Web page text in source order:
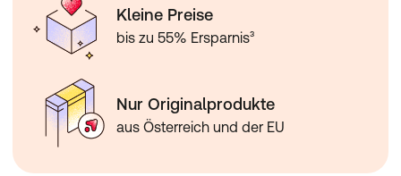
Kleine Preise
bis zu 55% Ersparnis³
Nur Originalprodukte
aus Österreich und der EU